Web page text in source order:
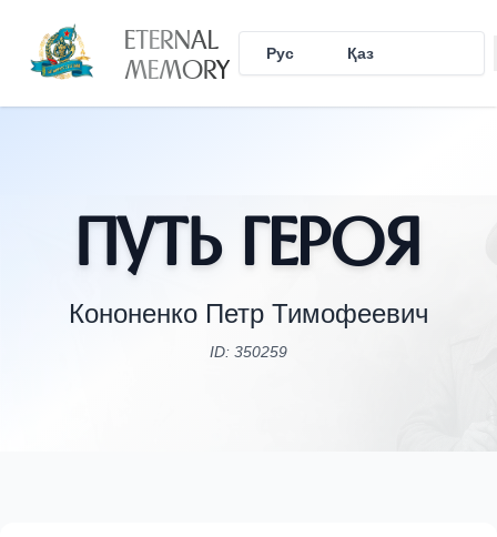
ETERNAL
MEMORY Рус Қаз
Путь Героя
Кононенко Петр Тимофеевич
ID: 350259